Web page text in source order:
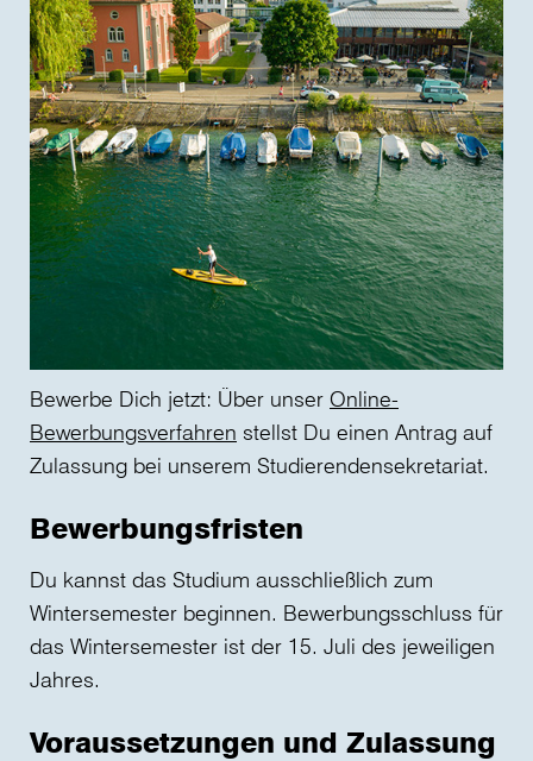
Bewerbe Dich jetzt: Über unser Online-
Bewerbungsverfahren stellst Du einen Antrag auf
Zulassung bei unserem Studierendensekretariat.
Bewerbungsfristen
Du kannst das Studium ausschließlich zum
Wintersemester beginnen. Bewerbungsschluss für
das Wintersemester ist der 15. Juli des jeweiligen
Jahres.
Voraussetzungen und Zulassung